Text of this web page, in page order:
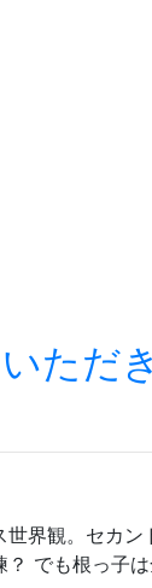
ただ
界観。セカン
でも根っ子